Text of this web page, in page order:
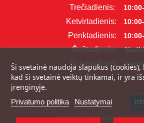
Trečiadienis:
Ketvirtadienis:
Penktadienis:
Šeštadienis:
Sekmadienis:
Ši svetainė naudoja slapukus
kad ši svetainė veiktų tinkamai, ir yra
įrenginyje.
Privatumo politika Nustatymai
© 2017 - 2026, Visos teisės